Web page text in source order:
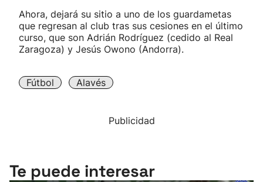
Ahora, dejará su sitio a uno de los guardametas
que regresan al club tras sus cesiones en el último
curso, que son Adrián Rodríguez (cedido al Real
Zaragoza) y Jesús Owono (Andorra).
Fútbol Alavés
Publicidad
Te puede interesar